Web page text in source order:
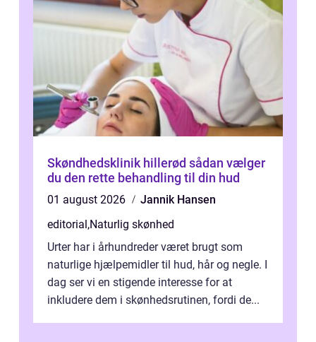
Skøndhedsklinik hillerød sådan vælger
du den rette behandling til din hud
01 august 2026
Jannik Hansen
editorial ,Naturlig skønhed
Urter har i århundreder været brugt som
naturlige hjælpemidler til hud, hår og negle. I
dag ser vi en stigende interesse for at
inkludere dem i skønhedsrutinen, fordi de...